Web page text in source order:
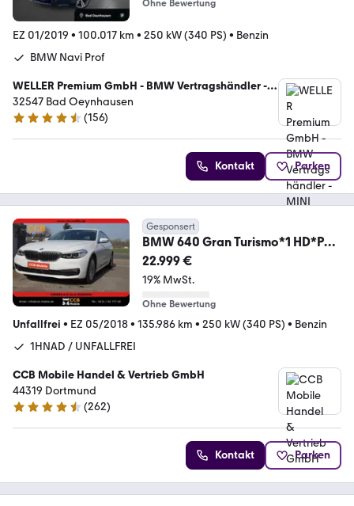
Ohne Bewertung
EZ 01/2019 • 100.017 km • 250 kW (340 PS) • Benzin
BMW Navi Prof
WELLER Premium GmbH - BMW Vertragshändler -
MINI Servicebetrieb
32547 Bad Oeynhausen
4.6 Sterne
(156)
Kontakt Parken
Gesponsert
BMW 640 Gran Turismo*1 HD*PAN
-DACH*8 FACH BER*TOP
22.999 €
19% MwSt.
Ohne Bewertung
Unfallfrei • EZ 05/2018• 135.986 km • 250 kW (340 PS) • Benzin
1HNAD / UNFALLFREI
CCB Mobile Handel & Vertrieb GmbH
44319 Dortmund
4.4 Sterne
(262)
Kontakt Parken